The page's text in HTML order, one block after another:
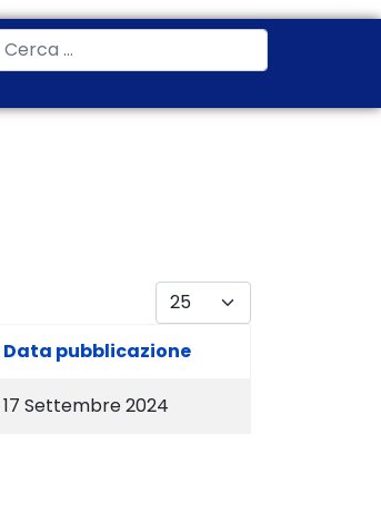
Cerca
Visualizza #
Data pubblicazione
17 Settembre 2024